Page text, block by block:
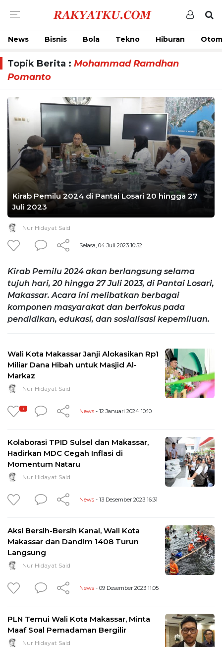
News Bisnis Bola Tekno Hiburan
Topik Berita : Mohammad Ramdhan
Pomanto
Kirab Pemilu 2024 di Pantai Losari 20 hingga 27
Juli 2023
Nur Hidayat Said
Selasa, 04 Juli 2023 10:52
Kirab Pemilu 2024 akan berlangsung selama
tujuh hari, 20 hingga 27 Juli 2023, di Pantai Losari,
Makassar. Acara ini melibatkan berbagai
komponen masyarakat dan berfokus pada
pendidikan, edukasi, dan sosialisasi kepemiluan.
Wali Kota Makassar Janji Alokasikan Rp1
Miliar Dana Hibah untuk Masjid Al-
Markaz
Nur Hidayat Said
1 News - 12 Januari 2024 10:10
Kolaborasi TPID Sulsel dan Makassar,
Hadirkan MDC Cegah Inflasi di
Momentum Nataru
Nur Hidayat Said
News - 13 Desember 2023 16:31
Aksi Bersih-Bersih Kanal, Wali Kota
Makassar dan Dandim 1408 Turun
Langsung
Nur Hidayat Said
News - 09 Desember 2023 11:05
PLN Temui Wali Kota Makassar, Minta
Maaf Soal Pemadaman Bergilir
Nur Hidayat Said